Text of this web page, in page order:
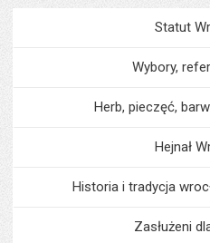
Statut
Wybory,
Herb, pieczęć,
Hejnał
Historia i tradycja
Zasłużeni